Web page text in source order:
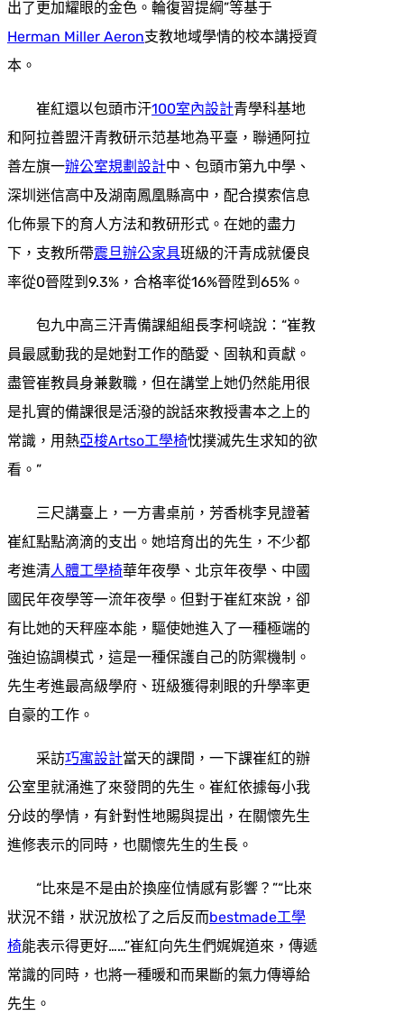
出了更加耀眼的金色。輪復習提綱”等基于
Herman Miller Aeron支教地域學情的校本講授資
本。
崔紅還以包頭市汗100室內設計青學科基地
和阿拉善盟汗青教研示范基地為平臺，聯通阿拉
善左旗一辦公室規劃設計中、包頭市第九中學、
深圳迷信高中及湖南鳳凰縣高中，配合摸索信息
化佈景下的育人方法和教研形式。在她的盡力
下，支教所帶震旦辦公家具班級的汗青成就優良
率從0晉陞到9.3%，合格率從16%晉陞到65%。
包九中高三汗青備課組組長李柯峣說：“崔教
員最感動我的是她對工作的酷愛、固執和貢獻。
盡管崔教員身兼數職，但在講堂上她仍然能用很
是扎實的備課很是活潑的說話來教授書本之上的
常識，用熱亞梭Artso工學椅忱撲滅先生求知的欲
看。”
三尺講臺上，一方書桌前，芳香桃李見證著
崔紅點點滴滴的支出。她培育出的先生，不少都
考進清人體工學椅華年夜學、北京年夜學、中國
國民年夜學等一流年夜學。但對于崔紅來說，卻
有比她的天秤座本能，驅使她進入了一種極端的
強迫協調模式，這是一種保護自己的防禦機制。
先生考進最高級學府、班級獲得刺眼的升學率更
自豪的工作。
采訪巧寓設計當天的課間，一下課崔紅的辦
公室里就涌進了來發問的先生。崔紅依據每小我
分歧的學情，有針對性地賜與提出，在關懷先生
進修表示的同時，也關懷先生的生長。
“比來是不是由於換座位情感有影響？”“比來
狀況不錯，狀況放松了之后反而bestmade工學
椅能表示得更好……”崔紅向先生們娓娓道來，傳遞
常識的同時，也將一種暖和而果斷的氣力傳導給
先生。